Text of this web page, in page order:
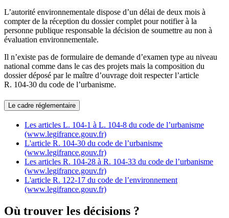
L’autorité environnementale dispose d’un délai de deux mois à
compter de la réception du dossier complet pour notifier à la
personne publique responsable la décision de soumettre au non à
évaluation environnementale.
Il n’existe pas de formulaire de demande d’examen type au niveau
national comme dans le cas des projets mais la composition du
dossier déposé par le maître d’ouvrage doit respecter l’article
R. 104-30 du code de l’urbanisme.
Le cadre réglementaire
Les articles L. 104-1 à L. 104-8 du code de l’urbanisme
(www.legifrance.gouv.fr)
L'article R. 104-30 du code de l’urbanisme
(www.legifrance.gouv.fr)
Les articles R. 104-28 à R. 104-33 du code de l’urbanisme
(www.legifrance.gouv.fr)
L'article R. 122-17 du code de l’environnement
(www.legifrance.gouv.fr)
Où trouver les décisions ?